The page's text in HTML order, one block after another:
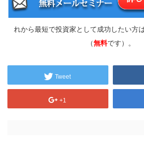
れから最短で投資家として成功したい方
（無料です）。
Tweet
+1